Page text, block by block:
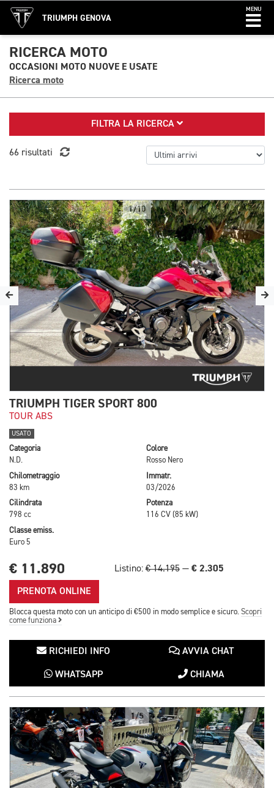
TRIUMPH GENOVA
MENU
RICERCA MOTO
OCCASIONI MOTO NUOVE E USATE
Ricerca moto
FILTRA LA RICERCA
66 risultati
1/10
TRIUMPH TIGER SPORT 800
TOUR ABS
USATO
Categoria
N.D.
Colore
Rosso Nero
Chilometraggio
83 km
Immatr.
03/2026
Cilindrata
798 cc
Potenza
116 CV (85 kW)
Classe emiss.
Euro 5
€ 11.890 Listino:€ 14.195 — € 2.305
PRENOTA ONLINE
Blocca questa moto con un anticipo di €500 in modo semplice e sicuro. Scopri
come funziona
RICHIEDI INFO AVVIA CHAT
WHATSAPP CHIAMA
1/5